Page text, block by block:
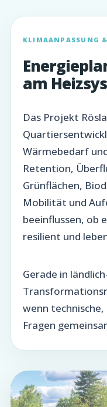
KLIMAANPASSUNG
am
Das Projekt
Wärmebedarf
Retention,
Grünflächen,
Mobilität und
beeinflussen, ob
resilient und
Gerade in
wenn
Fragen